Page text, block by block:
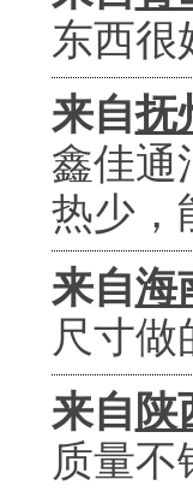
东西很
来自抚
鑫佳通
热少，
来自海
尺寸做
来自 陕
质量不